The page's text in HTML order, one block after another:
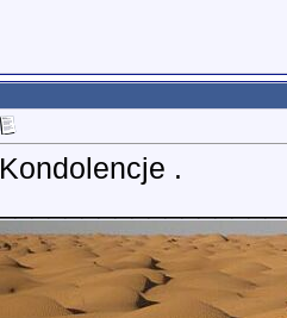
Kondolencje .